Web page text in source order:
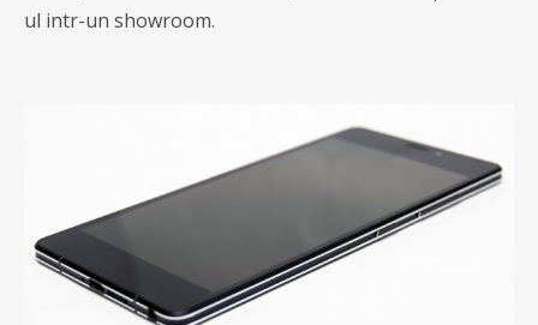
ul intr-un showroom.